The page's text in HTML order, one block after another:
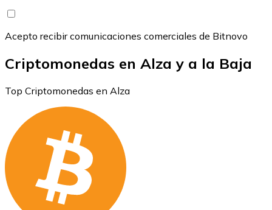
Acepto recibir comunicaciones comerciales de Bitnovo
Criptomonedas en Alza y a la Baja
Top Criptomonedas en Alza